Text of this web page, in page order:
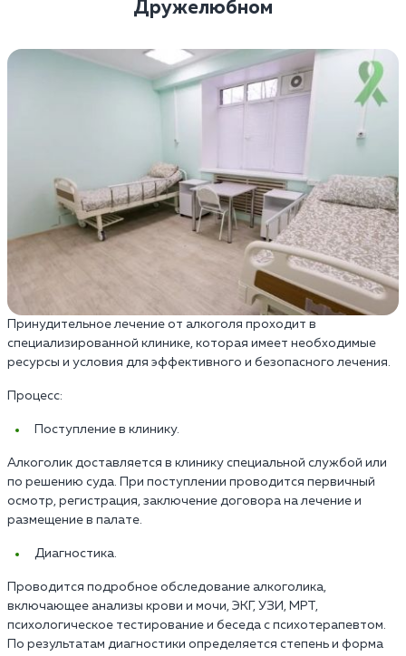
Дружелюбном
Принудительное лечение от алкоголя проходит в
специализированной клинике, которая имеет необходимые
ресурсы и условия для эффективного и безопасного лечения.
Процесс:
Поступление в клинику.
Алкоголик доставляется в клинику специальной службой или
по решению суда. При поступлении проводится первичный
осмотр, регистрация, заключение договора на лечение и
размещение в палате.
Диагностика.
Проводится подробное обследование алкоголика,
включающее анализы крови и мочи, ЭКГ, УЗИ, МРТ,
психологическое тестирование и беседа с психотерапевтом.
По результатам диагностики определяется степень и форма